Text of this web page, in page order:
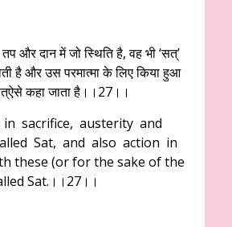
और दान में जो स्थिति है, वह भी ‘सत्‌’
है और उस परमात्मा के लिए किया हुआ
कहा जाता है।।27।।
in sacrifice, austerity and
Sat, and also action in
these (or for the sake of the
Sat.।।27।।